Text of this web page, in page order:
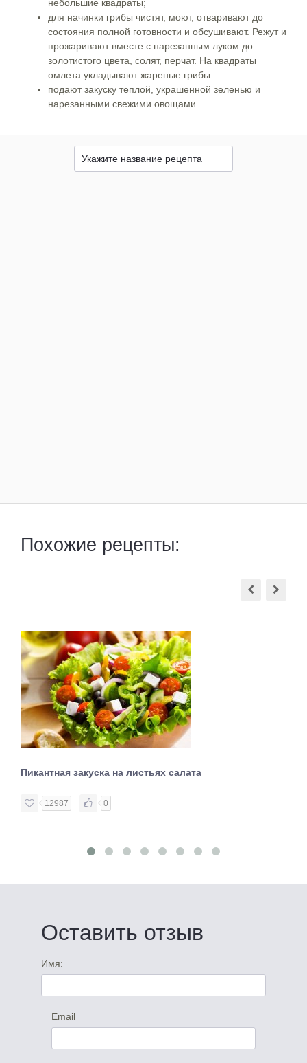
небольшие квадраты;
для начинки грибы чистят, моют, отваривают до
состояния полной готовности и обсушивают. Режут и
прожаривают вместе с нарезанным луком до
золотистого цвета, солят, перчат. На квадраты
омлета укладывают жареные грибы.
подают закуску теплой, украшенной зеленью и
нарезанными свежими овощами.
Похожие рецепты:
Пикантная закуска на листьях салата
12987 0
Оставить отзыв
Имя:
Email